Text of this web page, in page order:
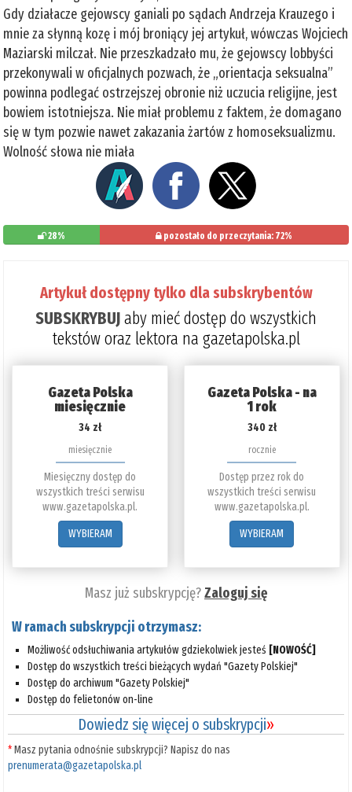
Gdy działacze gejowscy ganiali po sądach Andrzeja Krauzego i
mnie za słynną kozę i mój broniący jej artykuł, wówczas Wojciech
Maziarski milczał. Nie przeszkadzało mu, że gejowscy lobbyści
przekonywali w oficjalnych pozwach, że „orientacja seksualna”
powinna podlegać ostrzejszej obronie niż uczucia religijne, jest
bowiem istotniejsza. Nie miał problemu z faktem, że domagano
się w tym pozwie nawet zakazania żartów z homoseksualizmu.
Wolność słowa nie miała
28% pozostało do przeczytania: 72%
Artykuł dostępny tylko dla subskrybentów
SUBSKRYBUJaby mieć dostęp do wszystkich
tekstów oraz lektora na gazetapolska.pl
Gazeta Polska
miesięcznie
34 zł
miesięcznie
Miesięczny dostęp do
wszystkich treści serwisu
www.gazetapolska.pl.
WYBIERAM
Gazeta Polska - na
1 rok
340 zł
rocznie
Dostęp przez rok do
wszystkich treści serwisu
www.gazetapolska.pl.
WYBIERAM
Masz już subskrypcję?Zaloguj się
W ramach subskrypcji otrzymasz:
Możliwość odsłuchiwania artykułów gdziekolwiek jesteś [NOWOŚĆ]
Dostęp do wszystkich treści bieżących wydań "Gazety Polskiej"
Dostęp do archiwum "Gazety Polskiej"
Dostęp do felietonów on-line
Dowiedz się więcej o subskrypcji»
*Masz pytania odnośnie subskrypcji? Napisz do nas
prenumerata@gazetapolska.pl